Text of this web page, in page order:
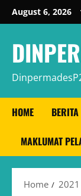
Skip
to
August 6, 2026
HOME BERITA
MAKLUMAT
Home 2021